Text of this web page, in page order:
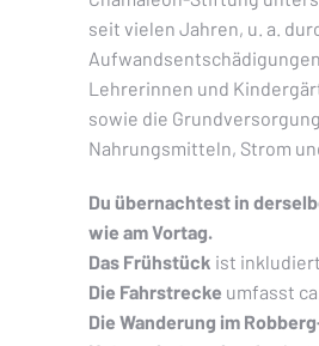
seit vielen Jahren, u. a.
Lehrerinnen und
sowie die
Nahrungsmitteln, Strom
Du übernachtest in
wie am Vortag.
Das Frühstück ist
Die Fahrstrecke umfasst
Die Wanderung im